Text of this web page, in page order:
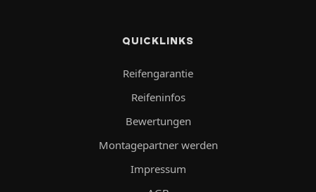
QUICKLINKS
Reifengarantie
Reifeninfos
Bewertungen
Montagepartner werden
Impressum